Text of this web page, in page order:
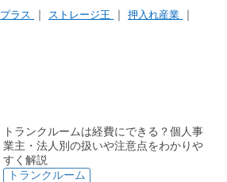
ラス ストレージ王
押入れ産業
トランクルームは経費にできる？個人事
業主・法人別の扱いや注意点をわかりや
すく解説
トランクルーム